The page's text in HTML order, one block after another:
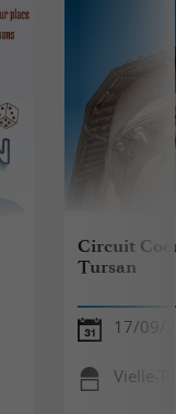
Circuit
Tursan
17/09/
Vielle-